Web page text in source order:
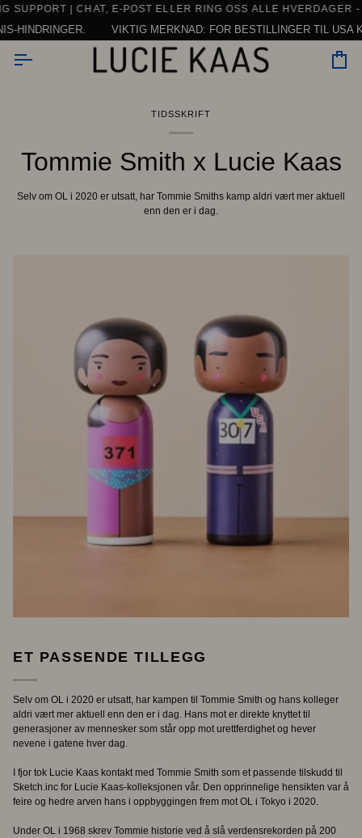
Hopp
til
innhold
PÅ BESTILLINGER OVER €150 INNENFOR EU (UNNTATT
24 TIMER PÅ HVERDAGER
PÅ +1000 ANMELDELSER - OG FLERE KOMMER TILSE
| CHAT, E-POST ELLER RING OSS ALLE HVERDAGER -
VIKTIG MERKNAD: FOR BESTILLINGER TIL USA
TIDSSKRIFT
Tommie Smith x Lucie Kaas
Selv om OL i 2020 er utsatt, har Tommie Smiths kamp aldri vært mer aktuell
enn den er i dag.
ET PASSENDE TILLEGG
Selv om OL i 2020 er utsatt, har kampen til Tommie Smith og hans kolleger
aldri vært mer aktuell enn den er i dag. Hans mot er direkte knyttet til
generasjoner av mennesker som står opp mot urettferdighet og hever
nevene i gatene hver dag.
I fjor tok Lucie Kaas kontakt med Tommie Smith som et passende tilskudd til
Sketch.inc for Lucie Kaas-kolleksjonen vår. Den opprinnelige hensikten var å
feire og hedre arven hans i oppbyggingen frem mot OL i Tokyo i 2020.
Under OL i 1968 skrev Tommie historie ved å slå verdensrekorden på 200